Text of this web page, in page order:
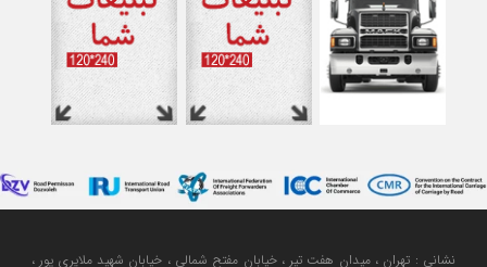
نشانی : تهران ، میدان هفت تیر ، خیابان مفتح شمالی ، خیابان شهید ملایری پور ،